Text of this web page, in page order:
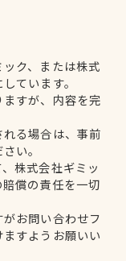
ク、または株式
ています。
すが、内容を完
る場合は、事前
い。
株式会社ギミッ
償の責任を一切
お問い合わせフ
すようお願いい